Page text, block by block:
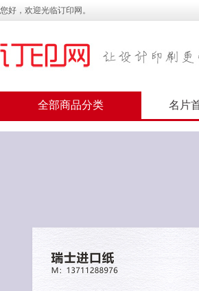
您好，欢迎光临订印网。
全部商品分类 名片